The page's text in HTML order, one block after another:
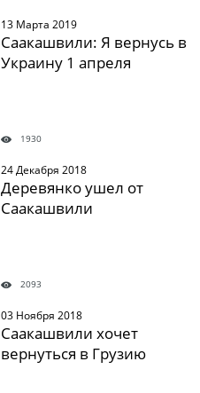
13 Марта 2019
Саакашвили: Я вернусь в
Украину 1 апреля
1930
24 Декабря 2018
Деревянко ушел от
Саакашвили
2093
03 Ноября 2018
Саакашвили хочет
вернуться в Грузию